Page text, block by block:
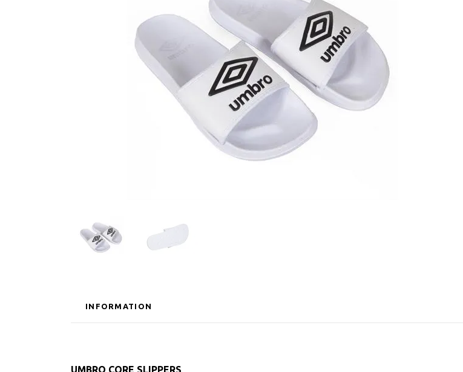
INFORMATION
UMBRO CORE SLIPPERS